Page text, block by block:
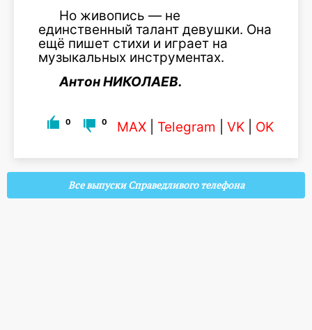
Но живопись — не
единственный талант девушки. Она
ещё пишет стихи и играет на
музыкальных инструментах.
Антон НИКОЛАЕВ.
0 0 MAX Telegram VK OK
Все выпуски Справедливого телефона